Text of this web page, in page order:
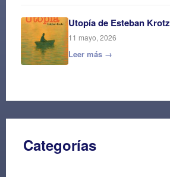
Utopía de Esteban Krotz
11 mayo, 2026
Leer más →
Categorías